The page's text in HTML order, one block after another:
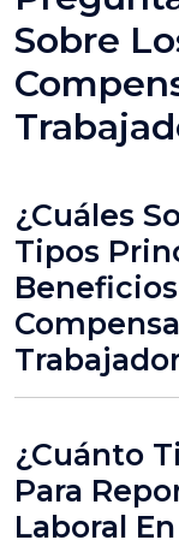
Sobre
¿Cuáles
Tipos
¿Cuánto
Para
Laboral